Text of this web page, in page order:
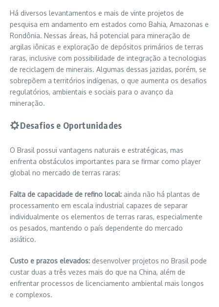
Há diversos levantamentos e mais de vinte projetos de
pesquisa em andamento em estados como Bahia, Amazonas e
Rondônia. Nessas áreas, há potencial para mineração de
argilas iônicas e exploração de depósitos primários de terras
raras, inclusive com possibilidade de integração a tecnologias
de reciclagem de minerais. Algumas dessas jazidas, porém, se
sobrepõem a territórios indígenas, o que aumenta os desafios
regulatórios, ambientais e sociais para o avanço da
mineração.
Desafios e Oportunidades
O Brasil possui vantagens naturais e estratégicas, mas
enfrenta obstáculos importantes para se firmar como player
global no mercado de terras raras:
Falta de capacidade de refino local: ainda não há plantas de
processamento em escala industrial capazes de separar
individualmente os elementos de terras raras, especialmente
os pesados, mantendo o país dependente do mercado
asiático.
Custo e prazos elevados: desenvolver projetos no Brasil pode
custar duas a três vezes mais do que na China, além de
enfrentar processos de licenciamento ambiental mais longos
e complexos.